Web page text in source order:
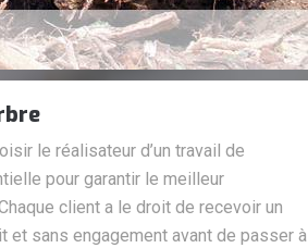
le réalisateur d’un travail de
pour garantir le meilleur
client a le droit de recevoir un
et sans engagement avant de passer à